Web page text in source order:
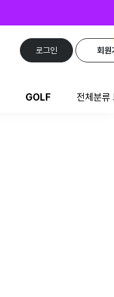
로그인 회원
GOLF 전체분류